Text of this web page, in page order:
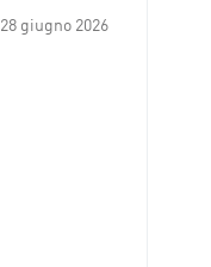
28 giugno 2026